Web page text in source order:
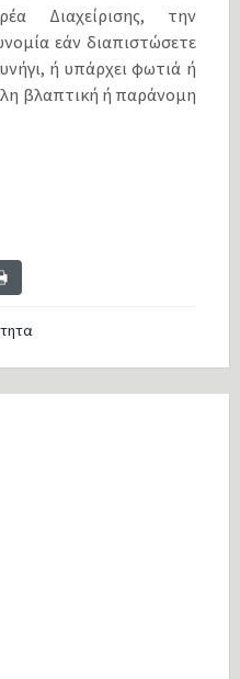
Διαχείρισης, την
εάν διαπιστώσετε
ή υπάρχει φωτιά ή
βλαπτική ή παράνομη